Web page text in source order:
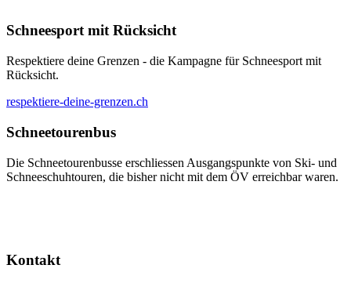
Schneesport mit Rücksicht
Respektiere deine Grenzen - die Kampagne für Schneesport mit
Rücksicht.
respektiere-deine-grenzen.ch
Schneetourenbus
Die Schneetourenbusse erschliessen Ausgangspunkte von Ski- und
Schneeschuhtouren, die bisher nicht mit dem ÖV erreichbar waren.
Kontakt